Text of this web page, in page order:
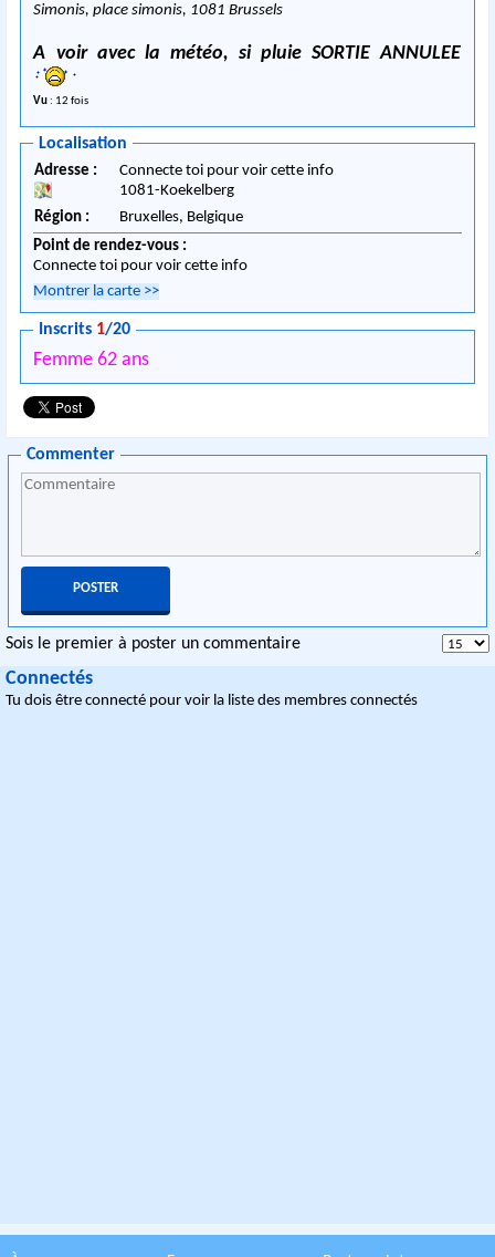
Simonis, place simonis, 1081 Brussels
Vu : 12 fois
Localisation
Adresse :
Connecte toi pour voir cette info
1081-Koekelberg
Région :
Bruxelles, Belgique
Point de rendez-vous :
Connecte toi pour voir cette info
Montrer la carte >>
Inscrits 1/20
Femme 62 ans
Commenter
Sois le premier à poster un commentaire
Connectés
Tu dois être connecté pour voir la liste des membres connectés